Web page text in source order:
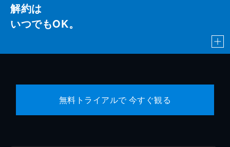
解約は
いつでもOK。
無料トライアルで 今すぐ観る